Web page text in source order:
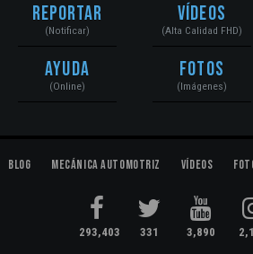
Reportar
(Notificar)
Ayuda
(Online)
Vídeos
(Alta Calidad FHD)
Fotos
(Imágenes)
Blog Mecánica Automotriz Vídeos
293,403 331 3,890